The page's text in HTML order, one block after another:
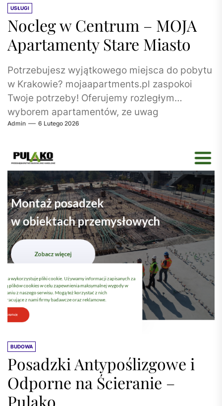
USŁUGI
Nocleg w Centrum – MOJA
Apartamenty Stare Miasto
Potrzebujesz wyjątkowego miejsca do pobytu
w Krakowie? mojaapartments.pl zaspokoi
Twoje potrzeby! Oferujemy rozległym
wyborem apartamentów, ze uwag
Admin 6 Lutego 2026
BUDOWA
Posadzki Antypoślizgowe i
Odporne na Ścieranie –
Pulako